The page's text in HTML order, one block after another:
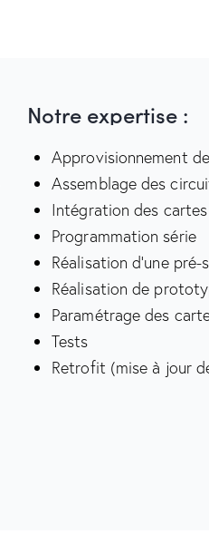
Notre expertise :
Approvisionnement
Assemblage des
Intégration des
Programmation série
Réalisation d’une pré-
Réalisation de
Paramétrage des
Tests
Retrofit (mise à jour